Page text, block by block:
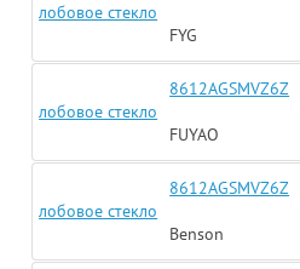
лобовое стекло
FYG
лобовое стекло
8612AGSMVZ6Z
FUYAO
лобовое стекло
8612AGSMVZ6Z
Benson